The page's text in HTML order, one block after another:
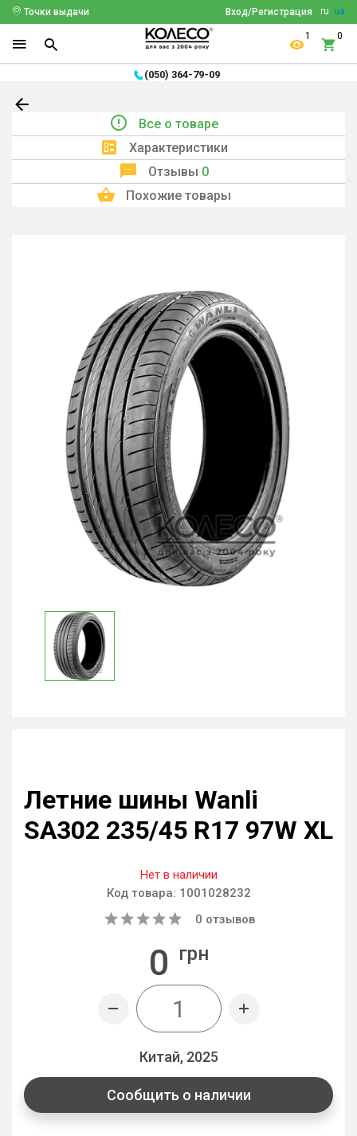
ru ua
Вход/Регистрация
Точки выдачи
1 0
(050) 364-79-09
Все о товаре
Характеристики
Отзывы 0
Похожие товары
Летние шины Wanli
SA302 235/45 R17 97W XL
Нет в наличии
Код товара: 1001028232
0 отзывов
0 грн
Китай, 2025
Сообщить о наличии